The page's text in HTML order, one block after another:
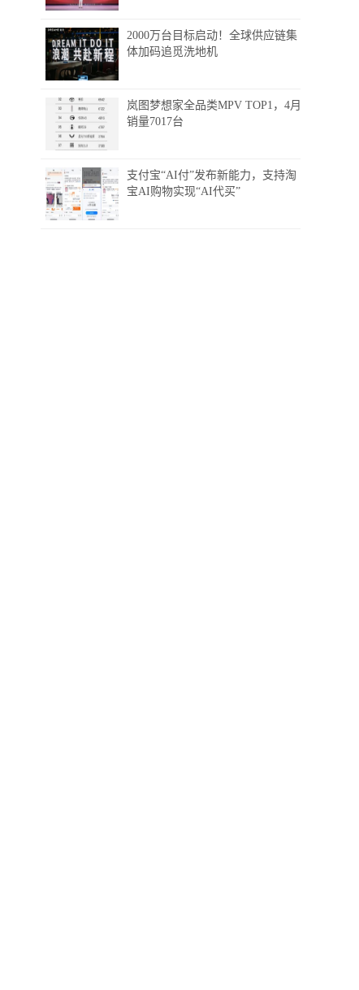
2000万台目标启动！全球供应链集
体加码追觅洗地机
岚图梦想家全品类MPV TOP1，4月
销量7017台
支付宝“AI付”发布新能力，支持淘
宝AI购物实现“AI代买”